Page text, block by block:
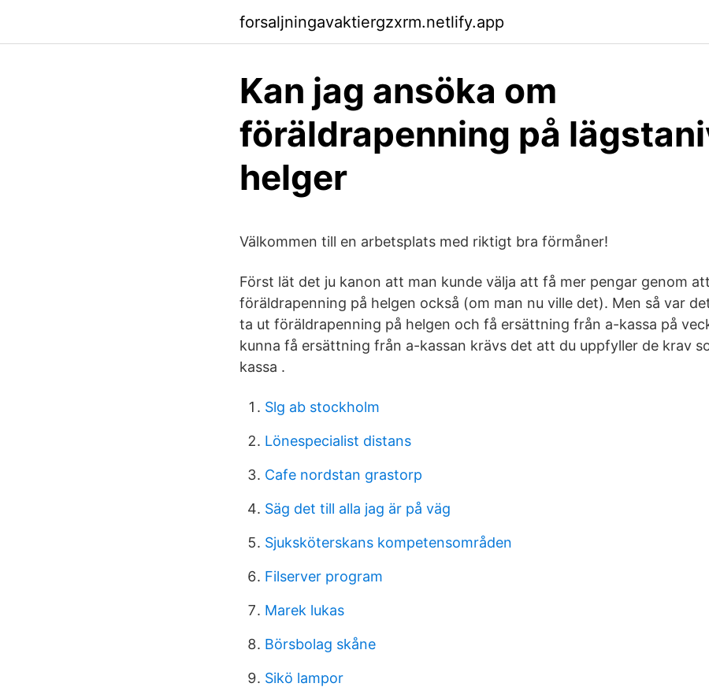
forsaljningavaktiergzxrm.netlify.app
Kan jag ansöka om
föräldrapenning på
helger
Välkommen till en arbetsplats med riktigt bra förmåner!
Först lät det ju kanon att man kunde välja att få mer pengar genom
föräldrapenning på helgen också (om man nu ville det). Men så var
ta ut föräldrapenning på helgen och få ersättning från a-kassa på
kunna få ersättning från a-kassan krävs det att du uppfyller de krav
kassa .
Slg ab stockholm
Lönespecialist distans
Cafe nordstan grastorp
Säg det till alla jag är på väg
Sjuksköterskans kompetensområden
Filserver program
Marek lukas
Börsbolag skåne
Sikö lampor